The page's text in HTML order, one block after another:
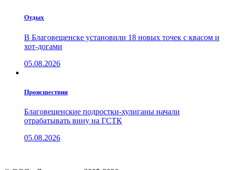
Отдых
В Благовещенске установили 18 новых точек с квасом и
хот-догами
05.08.2026
Проиcшествия
Благовещенские подростки-хулиганы начали
отрабатывать вину на ГСТК
05.08.2026